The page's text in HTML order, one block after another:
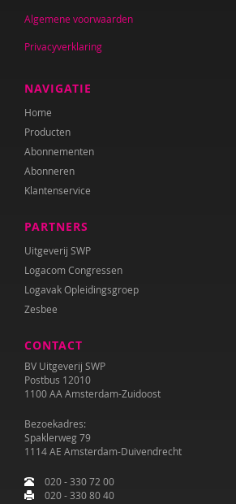
Algemene voorwaarden
Privacyverklaring
NAVIGATIE
Home
Producten
Abonnementen
Abonneren
Klantenservice
PARTNERS
Uitgeverij SWP
Logacom Congressen
Logavak Opleidingsgroep
Zesbee
CONTACT
BV Uitgeverij SWP
Postbus 12010
1100 AA Amsterdam-Zuidoost
Bezoekadres:
Spaklerweg 79
1114 AE Amsterdam-Duivendrecht
020 - 330 72 00
020 - 330 80 40